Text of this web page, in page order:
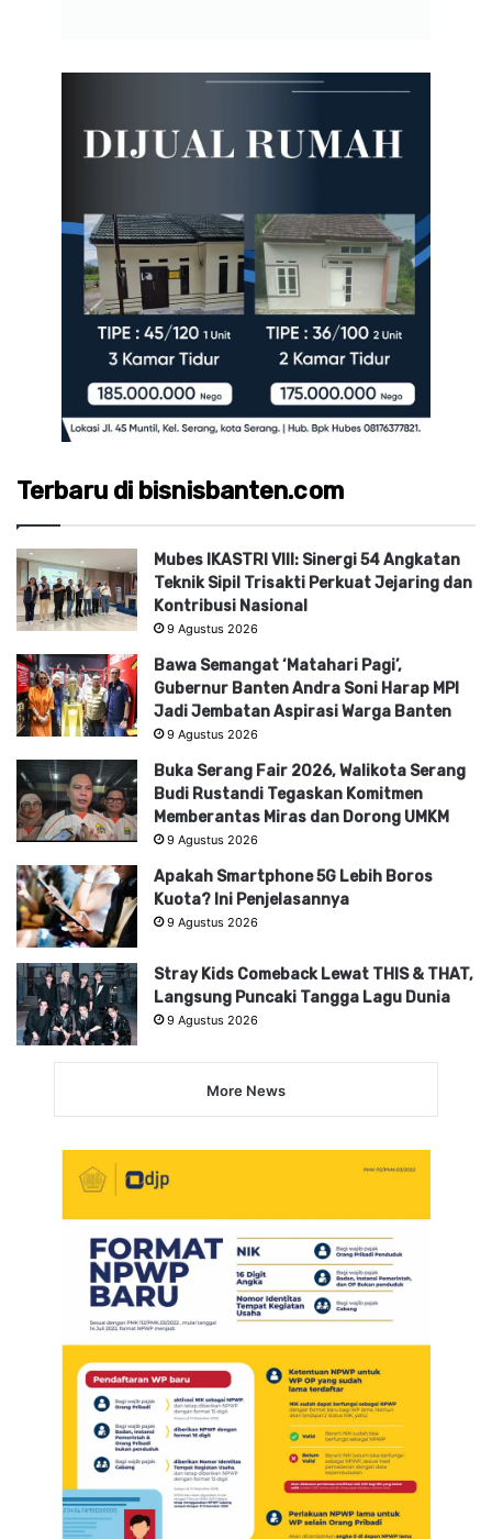
Terbaru di bisnisbanten.com
Mubes IKASTRI VIII: Sinergi 54 Angkatan
Teknik Sipil Trisakti Perkuat Jejaring dan
Kontribusi Nasional
9 Agustus 2026
Bawa Semangat ‘Matahari Pagi’,
Gubernur Banten Andra Soni Harap MPI
Jadi Jembatan Aspirasi Warga Banten
9 Agustus 2026
Buka Serang Fair 2026, Walikota Serang
Budi Rustandi Tegaskan Komitmen
Memberantas Miras dan Dorong UMKM
9 Agustus 2026
Apakah Smartphone 5G Lebih Boros
Kuota? Ini Penjelasannya
9 Agustus 2026
Stray Kids Comeback Lewat THIS & THAT,
Langsung Puncaki Tangga Lagu Dunia
9 Agustus 2026
More News